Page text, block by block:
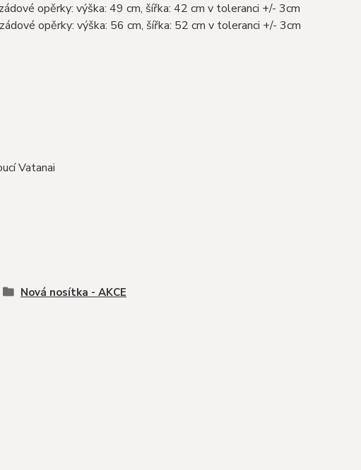
opěrky: výška: 49 cm, šířka: 42 cm v toleranci +/- 3cm
opěrky: výška: 56 cm, šířka: 52 cm v toleranci +/- 3cm
Nová nosítka - AKCE